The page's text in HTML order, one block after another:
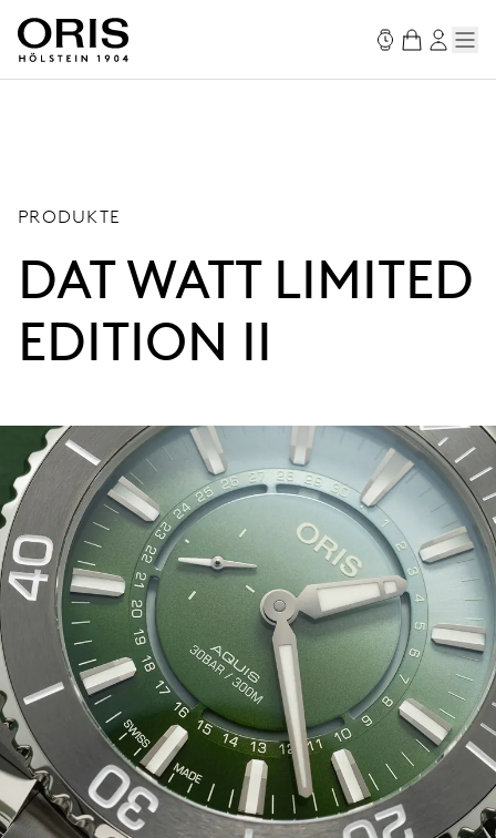
PRODUKTE
DAT WATT LIMITED
EDITION II